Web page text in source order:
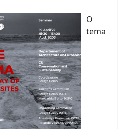
O
tema